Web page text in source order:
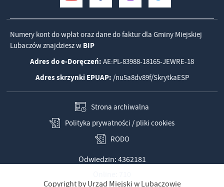
Numery kont do wpłat oraz dane do faktur dla Gminy Miejskiej
Lubaczów znajdziesz w BIP
Adres do e-Doręczeń: AE:PL-83988-18165-JEWRE-18
Adres skrzynki EPUAP: /nu5a8dv89f/SkrytkaESP
Strona archiwalna
Polityka prywatności / pliki cookies
RODO
Odwiedzin: 4362181
Copyright by Urząd Miejski w Lubaczowie